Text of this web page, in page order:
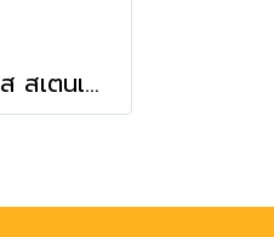
เตาปิ้งย่างใช้แก๊ส สเตนเลสทั้งตัว หัวเตาอินฟาเรด 6 หัว